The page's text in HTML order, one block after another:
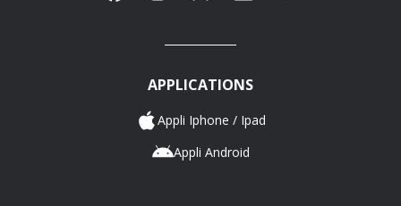
APPLICATIONS
Appli Iphone / Ipad
Appli Android